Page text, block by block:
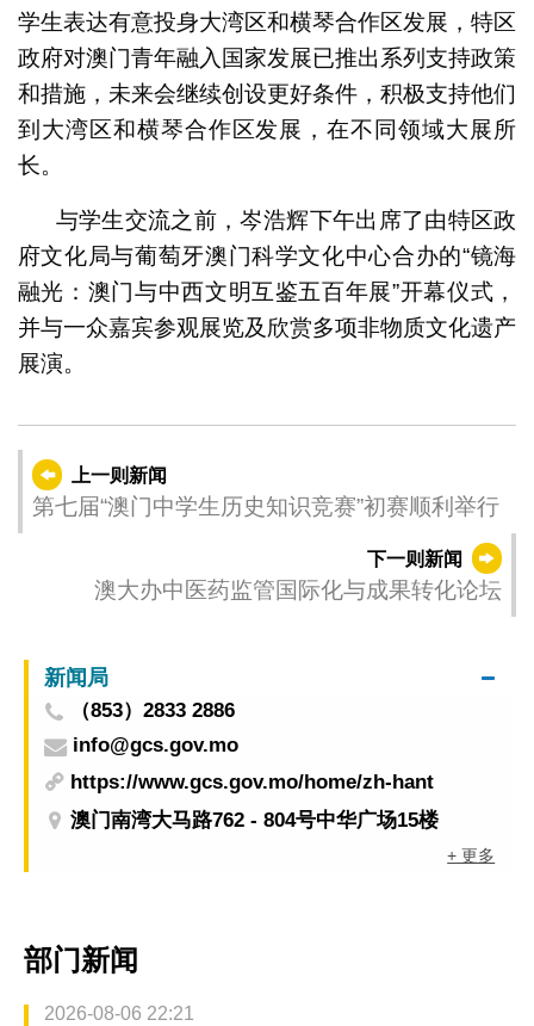
学生表达有意投身大湾区和横琴合作区发展，特区
政府对澳门青年融入国家发展已推出系列支持政策
和措施，未来会继续创设更好条件，积极支持他们
到大湾区和横琴合作区发展，在不同领域大展所
长。
与学生交流之前，岑浩辉下午出席了由特区政
府文化局与葡萄牙澳门科学文化中心合办的“镜海
融光：澳门与中西文明互鉴五百年展”开幕仪式，
并与一众嘉宾参观展览及欣赏多项非物质文化遗产
展演。
上一则新闻
第七届“澳门中学生历史知识竞赛”初赛顺利举行
下一则新闻
澳大办中医药监管国际化与成果转化论坛
新闻局
（853）2833 2886
info@gcs.gov.mo
https://www.gcs.gov.mo/home/zh-hant
澳门南湾大马路762 - 804号中华广场15楼
+ 更多
部门新闻
2026-08-06 22:21